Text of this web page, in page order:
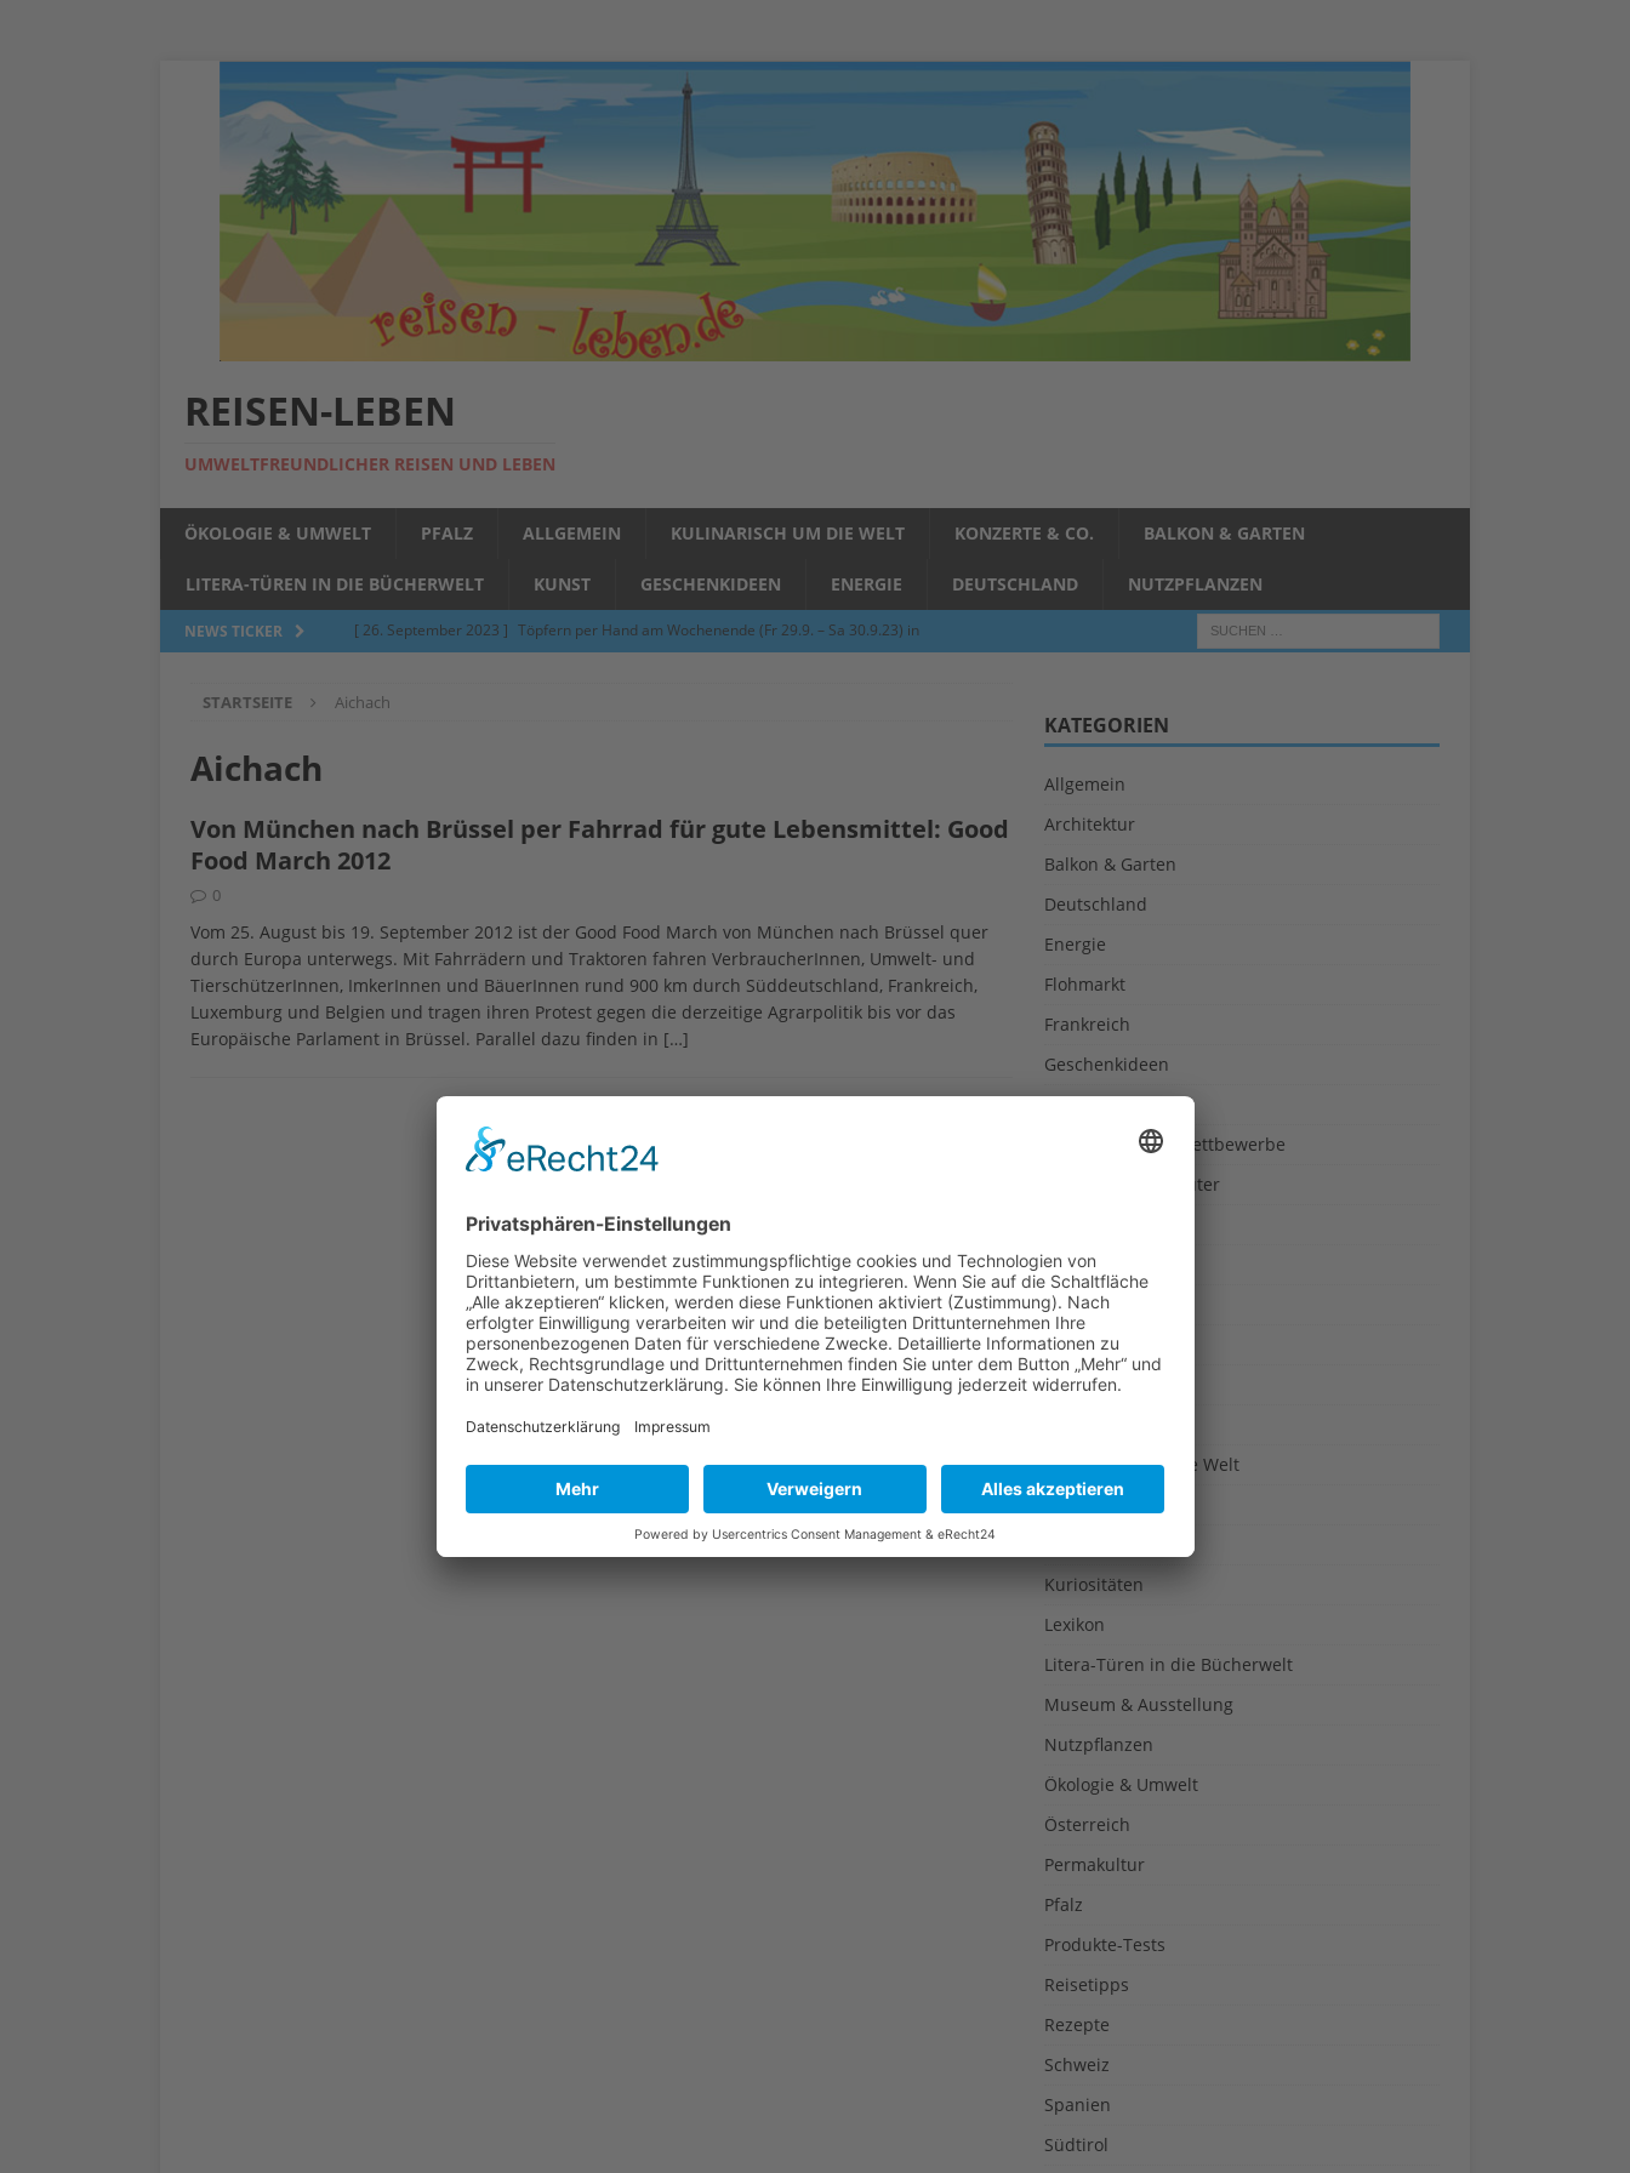
REISEN-LEBEN
UMWELTFREUNDLICHER REISEN UND LEBEN
ÖKOLOGIE & UMWELT PFALZ ALLGEMEIN KULINARISCH UM DIE WELT KONZERTE & CO. BALKON & GARTEN
LITERA-TÜREN IN DIE BÜCHERWELT KUNST GESCHENKIDEEN ENERGIE DEUTSCHLAND NUTZPFLANZEN
NEWS TICKER [ 26. September 2023 ] Töpfern per Hand am Wochenende (Fr 29.9. – Sa 30.9.23) in
[ 5. Juni 2023 ]
[ 24. März 2023 ] Töpfern per Hand am Abend in Limburgerhof
ALLGEMEIN
Jucken auf acht Beinen…
GESUNDHEIT
STARTSEITE Aichach
Aichach
Von München nach Brüssel per Fahrrad für gute Lebensmittel: Good
Food March 2012
0
Vom 25. August bis 19. September 2012 ist der Good Food March von München nach Brüssel quer
durch Europa unterwegs. Mit Fahrrädern und Traktoren fahren VerbraucherInnen, Umwelt- und
TierschützerInnen, ImkerInnen und BäuerInnen rund 900 km durch Süddeutschland, Frankreich,
Luxemburg und Belgien und tragen ihren Protest gegen die derzeitige Agrarpolitik bis vor das
Europäische Parlament in Brüssel. Parallel dazu finden in […]
KATEGORIEN
Allgemein
Architektur
Balkon & Garten
Deutschland
Energie
Flohmarkt
Frankreich
Geschenkideen
Gewinnspiele & Wettbewerbe
Gewürze und Kräuter
Hochwasser
Ideen-Reich
Italien
Japan
Kulinarisch um die Welt
Kultur
Kuriositäten
Lexikon
Litera-Türen in die Bücherwelt
Museum & Ausstellung
Nutzpflanzen
Ökologie & Umwelt
Österreich
Permakultur
Pfalz
Produkte-Tests
Reisetipps
Rezepte
Schweiz
Spanien
Südtirol